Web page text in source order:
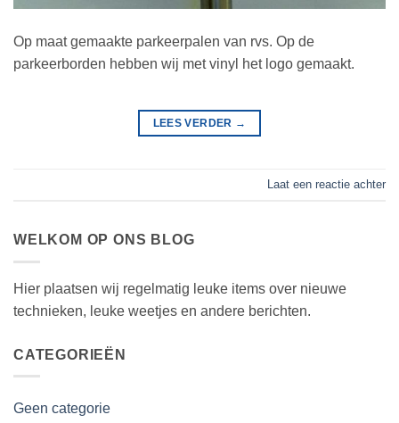
Op maat gemaakte parkeerpalen van rvs. Op de
parkeerborden hebben wij met vinyl het logo gemaakt.
LEES VERDER →
Laat een reactie achter
WELKOM OP ONS BLOG
Hier plaatsen wij regelmatig leuke items over nieuwe
technieken, leuke weetjes en andere berichten.
CATEGORIEËN
Geen categorie